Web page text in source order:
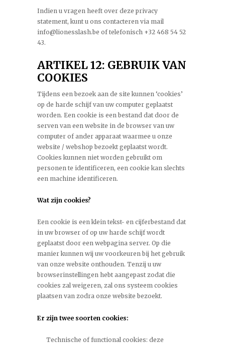
Indien u vragen heeft over deze privacy
statement, kunt u ons contacteren via mail
info@lionesslash.be of telefonisch +32 468 54 52
43.
ARTIKEL 12: GEBRUIK VAN
COOKIES
Tijdens een bezoek aan de site kunnen ‘cookies’
op de harde schijf van uw computer geplaatst
worden. Een cookie is een bestand dat door de
serven van een website in de browser van uw
computer of ander apparaat waarmee u onze
website / webshop bezoekt geplaatst wordt.
Cookies kunnen niet worden gebruikt om
personen te identificeren, een cookie kan slechts
een machine identificeren.
Wat zijn cookies?
Een cookie is een klein tekst- en cijferbestand dat
in uw browser of op uw harde schijf wordt
geplaatst door een webpagina server. Op die
manier kunnen wij uw voorkeuren bij het gebruik
van onze website onthouden. Tenzij u uw
browserinstellingen hebt aangepast zodat die
cookies zal weigeren, zal ons systeem cookies
plaatsen van zodra onze website bezoekt.
Er zijn twee soorten cookies:
Technische of functional cookies: deze